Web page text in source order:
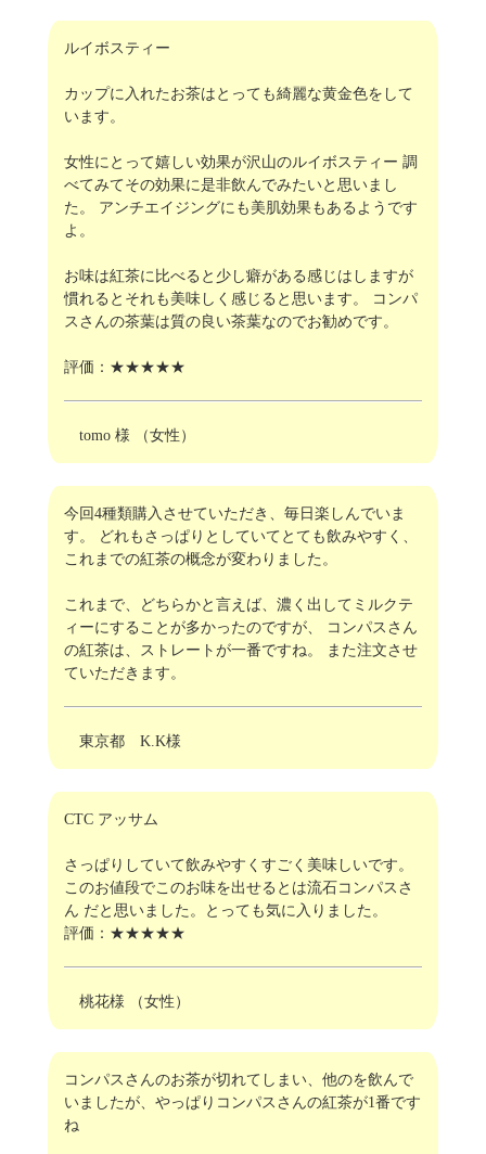
ルイボスティー
カップに入れたお茶はとっても綺麗な黄金色をして
います。
女性にとって嬉しい効果が沢山のルイボスティー 調
べてみてその効果に是非飲んでみたいと思いまし
た。 アンチエイジングにも美肌効果もあるようです
よ。
お味は紅茶に比べると少し癖がある感じはしますが
慣れるとそれも美味しく感じると思います。 コンパ
スさんの茶葉は質の良い茶葉なのでお勧めです。
評価：★★★★★
tomo 様 （女性）
今回4種類購入させていただき、毎日楽しんでいま
す。 どれもさっぱりとしていてとても飲みやすく、
これまでの紅茶の概念が変わりました。
これまで、どちらかと言えば、濃く出してミルクテ
ィーにすることが多かったのですが、 コンパスさん
の紅茶は、ストレートが一番ですね。 また注文させ
ていただきます。
東京都 K.K様
CTC アッサム
さっぱりしていて飲みやすくすごく美味しいです。
このお値段でこのお味を出せるとは流石コンパスさ
ん だと思いました。とっても気に入りました。
評価：★★★★★
桃花様 （女性）
コンパスさんのお茶が切れてしまい、他のを飲んで
いましたが、やっぱりコンパスさんの紅茶が1番です
ね